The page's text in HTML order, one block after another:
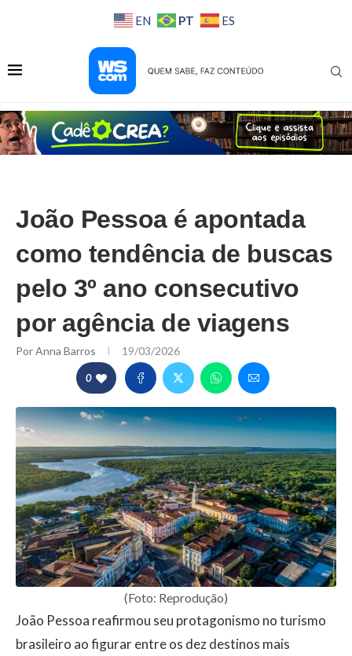
EN PT ES
João Pessoa é apontada
como tendência de buscas
pelo 3º ano consecutivo
por agência de viagens
PorAnna Barros 19/03/2026
0
(Foto: Reprodução)
João Pessoa reafirmou seu protagonismo no turismo
brasileiro ao figurar entre os dez destinos mais